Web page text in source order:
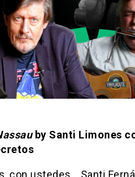
by Santi Limones
con ustedes… Santi